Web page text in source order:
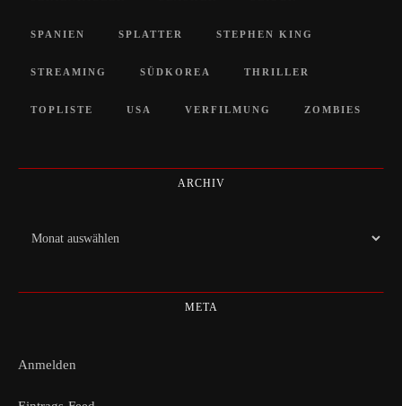
SPANIEN SPLATTER STEPHEN KING
STREAMING SÜDKOREA THRILLER
TOPLISTE USA VERFILMUNG ZOMBIES
ARCHIV
Archiv
META
Anmelden